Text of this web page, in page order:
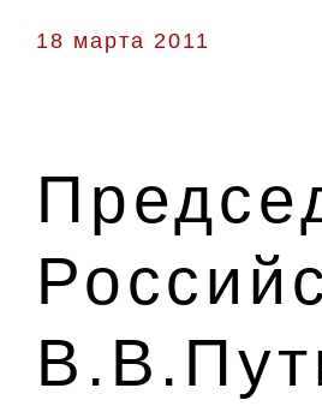
18 марта 2011